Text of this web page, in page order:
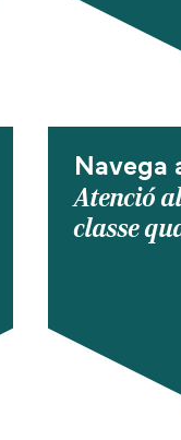
Navega
Atenció
classe